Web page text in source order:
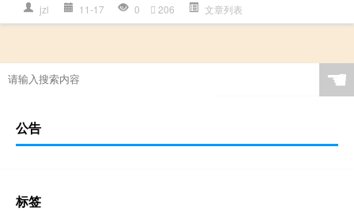
jzl 11-17 0 206 文章列表
☚
公告
标签